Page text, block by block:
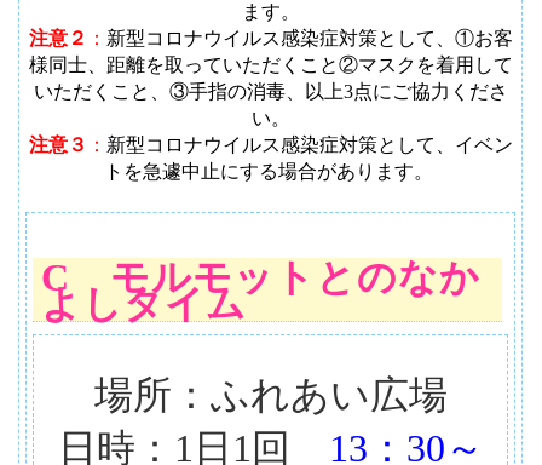
ます。
注意２ ： 新型コロナウイルス感染症対策として、①お客
様同士、距離を取っていただくこと②マスクを着用して
いただくこと、③手指の消毒、以上3点にご協力くださ
い。
注意３ ： 新型コロナウイルス感染症対策として、イベン
トを急遽中止にする場合があります。
C モルモットとのなか
よしタイム
場所：ふれあい広場
日時：1日1回
13：30～